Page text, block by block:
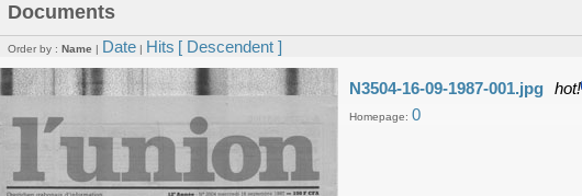
Documents
Order by : Name | Date | Hits [ Descendent ]
N3504-16-09-1987-001.jpg hot!
Homepage: 0